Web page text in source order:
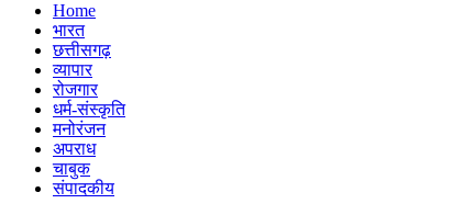
Home
भारत
छत्तीसगढ़
व्यापार
रोजगार
धर्म-संस्कृति
मनोरंजन
अपराध
चाबुक
संपादकीय